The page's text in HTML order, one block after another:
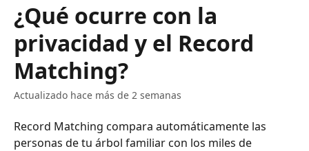
¿Qué ocurre con la
privacidad y el Record
Matching?
Actualizado hace más de 2 semanas
Record Matching compara automáticamente las
personas de tu árbol familiar con los miles de